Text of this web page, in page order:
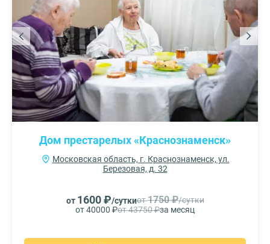
Дом престарелых «Краснознаменск»
Московская область, г. Краснознаменск, ул.
Березовая, д. 32
от 1600 ₽/суткиот1750 ₽/сутки
от 40000 ₽от 43750 ₽за месяц